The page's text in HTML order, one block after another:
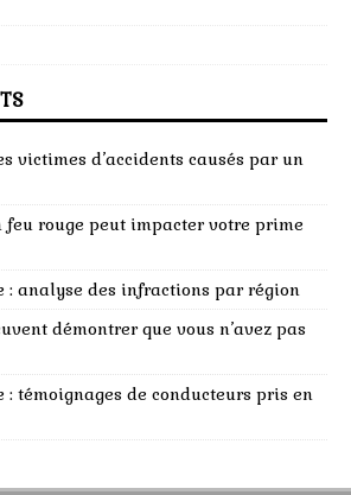
victimes d’accidents causés par un
rouge peut impacter votre prime
: analyse des infractions par région
démontrer que vous n’avez pas
témoignages de conducteurs pris en